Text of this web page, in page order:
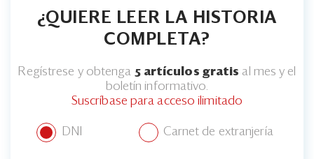
¿QUIERE LEER LA HISTORIA
COMPLETA?
Regístrese y obtenga 5 artículos gratis al mes y el
boletín informativo.
Suscríbase para acceso ilimitado
DNI Carnet de extranjería